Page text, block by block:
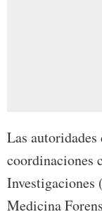
Las
coordinaciones
Medicina